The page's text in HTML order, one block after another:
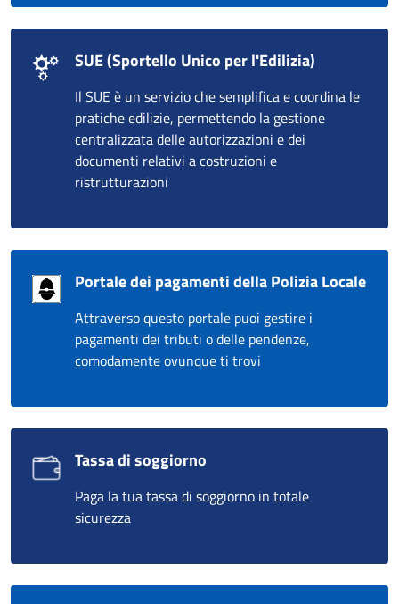
SUE (Sportello Unico per l'Edilizia)
Il SUE è un servizio che semplifica e coordina le
pratiche edilizie, permettendo la gestione
centralizzata delle autorizzazioni e dei
documenti relativi a costruzioni e
ristrutturazioni
Portale dei pagamenti della Polizia Locale
Attraverso questo portale puoi gestire i
pagamenti dei tributi o delle pendenze,
comodamente ovunque ti trovi
Tassa di soggiorno
Paga la tua tassa di soggiorno in totale
sicurezza